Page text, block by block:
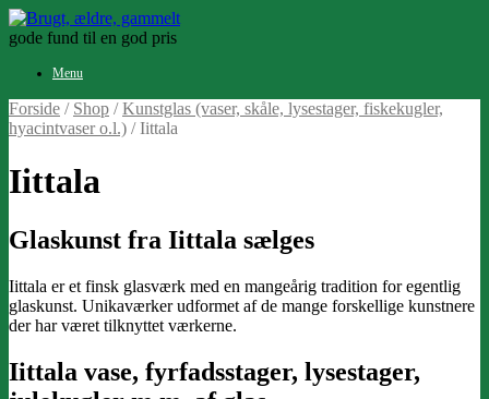
Gå
til
gode fund til en god pris
Menu
Forside / Shop /Kunstglas (vaser, skåle, lysestager, fiskekugler,
hyacintvaser o.l.) / Iittala
Iittala
Glaskunst fra Iittala sælges
Iittala er et finsk glasværk med en mangeårig tradition for egentlig
glaskunst. Unikaværker udformet af de mange forskellige kunstnere
der har været tilknyttet værkerne.
Iittala vase, fyrfadsstager, lysestager,